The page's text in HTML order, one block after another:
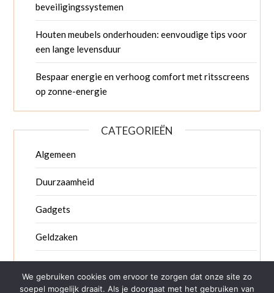
beveiligingssystemen
Houten meubels onderhouden: eenvoudige tips voor
een lange levensduur
Bespaar energie en verhoog comfort met ritsscreens
op zonne-energie
CATEGORIEËN
Algemeen
Duurzaamheid
Gadgets
Geldzaken
Wonen
We gebruiken cookies om ervoor te zorgen dat onze site zo
soepel mogelijk draait. Als je doorgaat met het gebruiken van